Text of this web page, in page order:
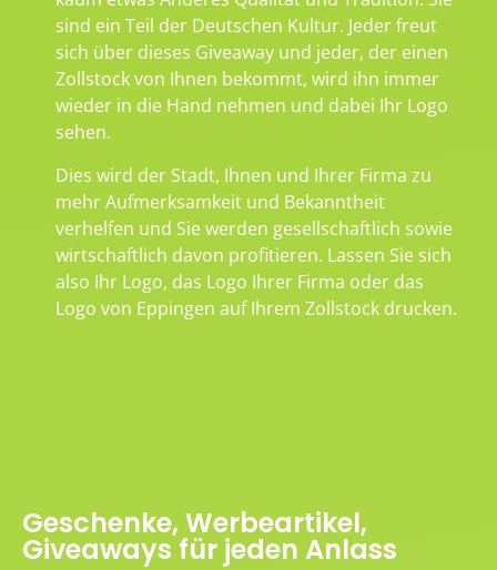
sind ein Teil der Deutschen Kultur. Jeder freut
sich über dieses Giveaway und jeder, der einen
Zollstock von Ihnen bekommt, wird ihn immer
wieder in die Hand nehmen und dabei Ihr Logo
sehen.
Dies wird der Stadt, Ihnen und Ihrer Firma zu
mehr Aufmerksamkeit und Bekanntheit
verhelfen und Sie werden gesellschaftlich sowie
wirtschaftlich davon profitieren. Lassen Sie sich
also Ihr Logo, das Logo Ihrer Firma oder das
Logo von Eppingen auf Ihrem Zollstock drucken.
Geschenke, Werbeartikel,
Giveaways für jeden Anlass